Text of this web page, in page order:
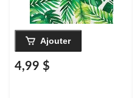
Ajouter
4,99 $